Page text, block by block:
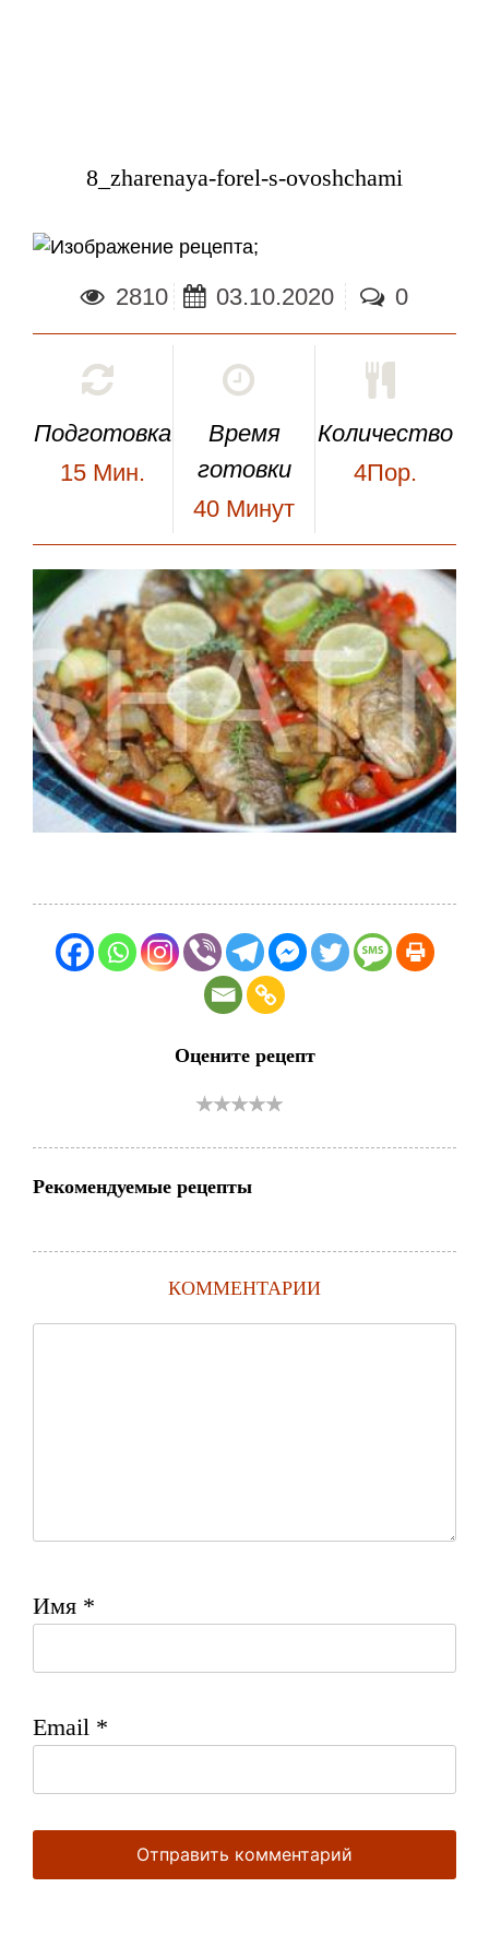
8_zharenaya-forel-s-ovoshchami
;
2810 03.10.2020 0
Подготовка
15 Мин.
Время
готовки
40 Минут
Количество
4Пор.
Оцените рецепт
Рекомендуемые рецепты
КОММЕНТАРИИ
Имя *
Email *